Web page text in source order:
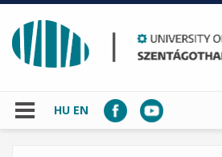
Skip to main content
HU EN